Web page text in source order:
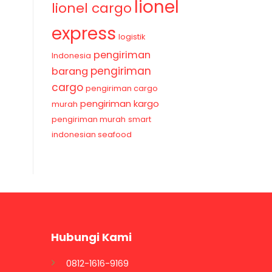
lionel cargo lionel
express logistik
Indonesia pengiriman
barang pengiriman
cargo pengiriman cargo
murah pengiriman kargo
pengiriman murah smart
indonesian seafood
Hubungi Kami
0812-1616-9169